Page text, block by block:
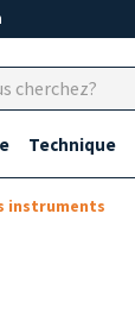
Technique
instruments